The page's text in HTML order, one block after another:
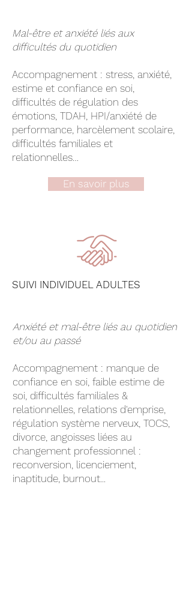
Mal-être et anxiété liés aux
difficultés du quotidien
Accompagnement : stress, anxiété,
estime et confiance en soi,
difficultés de régulation des
émotions, TDAH, HPI/anxiété de
performance, harcèlement scolaire,
difficultés familiales et
relationnelles…
En savoir plus
SUIVI INDIVIDUEL ADULTES
Anxiété et mal-être liés au quotidien
et/ou au passé
Accompagnement : manque de
confiance en soi, faible estime de
soi, difficultés familiales &
relationnelles, relations d'emprise,
régulation système nerveux, TOCS,
divorce, angoisses liées au
changement professionnel :
reconversion, licenciement,
inaptitude, burnout...